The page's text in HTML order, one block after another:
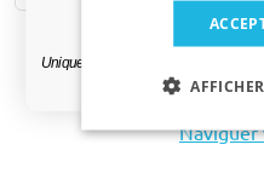
Naviguer
Uniquement des mises à jour et